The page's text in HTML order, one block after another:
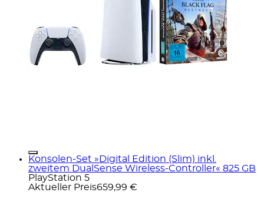
Konsolen-Set »Digital Edition (Slim) inkl.
zweitem DualSense Wireless-Controller« 825 GB
PlayStation 5
Aktueller Preis659,99 €